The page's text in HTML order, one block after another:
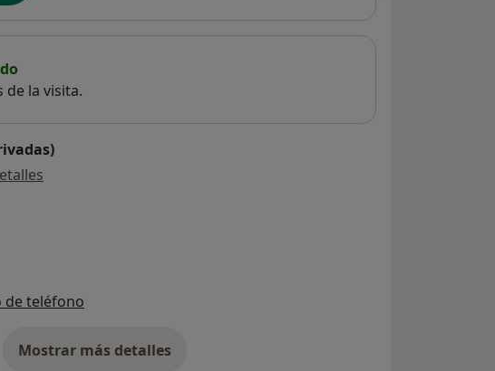
la visita.
teléfono
Mostrar más detalles
sobre la dirección